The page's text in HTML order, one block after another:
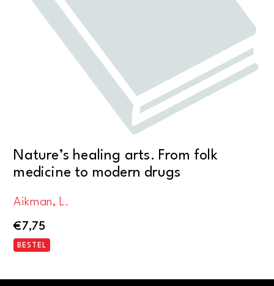
Nature’s healing arts. From folk
medicine to modern drugs
Aikman, L.
€7,75
BESTEL